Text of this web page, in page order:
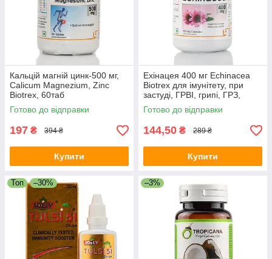
Кальцій магній цинк-500 мг,
Calicum Magnezium, Zinc
Biotrex, 60таб
Готово до відправки
197 ₴ 394 ₴
Купити
Ехінацея 400 мг Echinacea
Biotrex для імунітету, при
застуді, ГРВІ, грипі, ГРЗ,
імуностимулятор
Готово до відправки
144,50 ₴ 289 ₴
Купити
Топ –30% –3%